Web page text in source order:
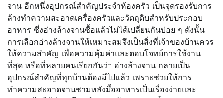
จาน อีกหนึ่งอุปกรณ์สำคัญประจำห้องครัว เป็นจุดรองรับการ
ล้างทำความสะอาดเครื่องครัวและวัตถุดิบสำหรับประกอบ
อาหาร ซึ่งอ่างล้างจานซื้อแล้วไม่ได้เปลี่ยนกันบ่อย ๆ ดังนั้น
การเลือกอ่างล้างจานให้เหมาะสมจึงเป็นสิ่งที่เจ้าของบ้านควร
ให้ความสำคัญ เพื่อความคุ้มค่าและตอบโจทย์การใช้งาน
ที่สุด หรือที่หลายคนเรียกกันว่า อ่างล้างจาน กลายเป็น
อุปกรณ์สำคัญที่ทุกบ้านต้องมีไปแล้ว เพราะช่วยให้การ
ทำความสะอาดจานชามหลังมื้ออาหารเป็นเรื่องง่ายและ